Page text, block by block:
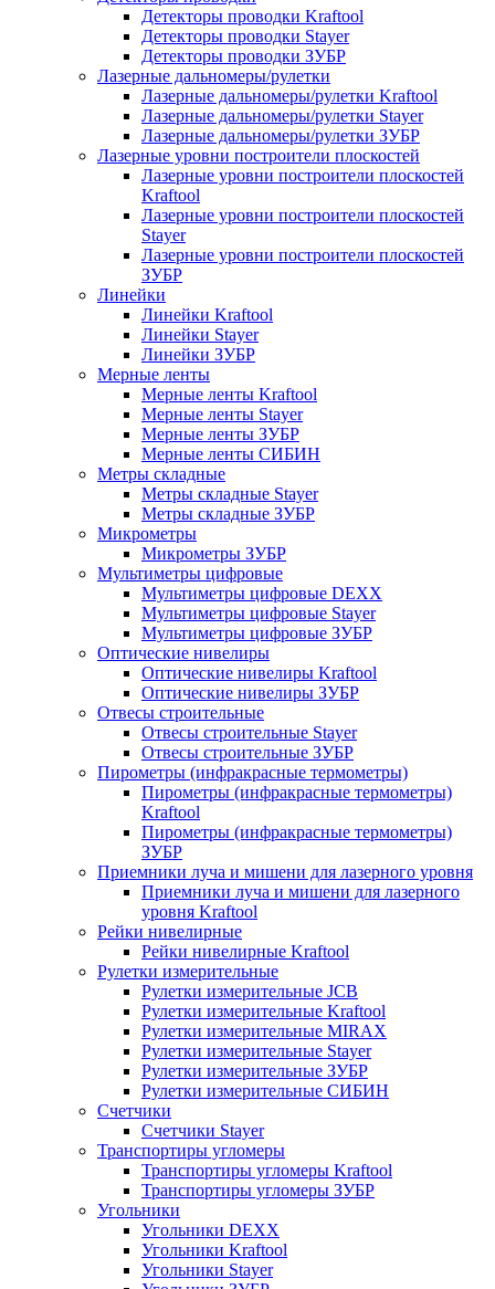
Детекторы проводки Kraftool
Детекторы проводки Stayer
Детекторы проводки ЗУБР
Лазерные дальномеры/рулетки
Лазерные дальномеры/рулетки Kraftool
Лазерные дальномеры/рулетки Stayer
Лазерные дальномеры/рулетки ЗУБР
Лазерные уровни построители плоскостей
Лазерные уровни построители плоскостей
Kraftool
Лазерные уровни построители плоскостей
Stayer
Лазерные уровни построители плоскостей
ЗУБР
Линейки
Линейки Kraftool
Линейки Stayer
Линейки ЗУБР
Мерные ленты
Мерные ленты Kraftool
Мерные ленты Stayer
Мерные ленты ЗУБР
Мерные ленты СИБИН
Метры складные
Метры складные Stayer
Метры складные ЗУБР
Микрометры
Микрометры ЗУБР
Мультиметры цифровые
Мультиметры цифровые DEXX
Мультиметры цифровые Stayer
Мультиметры цифровые ЗУБР
Оптические нивелиры
Оптические нивелиры Kraftool
Оптические нивелиры ЗУБР
Отвесы строительные
Отвесы строительные Stayer
Отвесы строительные ЗУБР
Пирометры (инфракрасные термометры)
Пирометры (инфракрасные термометры)
Kraftool
Пирометры (инфракрасные термометры)
ЗУБР
Приемники луча и мишени для лазерного уровня
Приемники луча и мишени для лазерного
уровня Kraftool
Рейки нивелирные
Рейки нивелирные Kraftool
Рулетки измерительные
Рулетки измерительные JCB
Рулетки измерительные Kraftool
Рулетки измерительные MIRAX
Рулетки измерительные Stayer
Рулетки измерительные ЗУБР
Рулетки измерительные СИБИН
Счетчики
Счетчики Stayer
Транспортиры угломеры
Транспортиры угломеры Kraftool
Транспортиры угломеры ЗУБР
Угольники
Угольники DEXX
Угольники Kraftool
Угольники Stayer